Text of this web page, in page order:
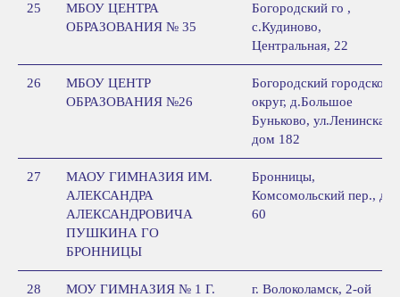
25
МБОУ ЦЕНТРА
ОБРАЗОВАНИЯ № 35
Богородский го ,
с.Кудиново,
Центральная, 22
26
МБОУ ЦЕНТР
ОБРАЗОВАНИЯ №26
Богородский городской
округ, д.Большое
Буньково, ул.Ленинская,
дом 182
27
МАОУ ГИМНАЗИЯ ИМ.
АЛЕКСАНДРА
АЛЕКСАНДРОВИЧА
ПУШКИНА ГО
БРОННИЦЫ
Бронницы,
Комсомольский пер.,
60
28
МОУ ГИМНАЗИЯ № 1 Г.
г. Волоколамск, 2-ой